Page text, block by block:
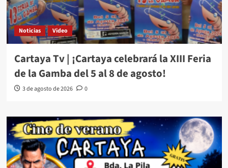
Noticias Video
Cartaya Tv | ¡Cartaya celebrará la XIII Feria
de la Gamba del 5 al 8 de agosto!
3 de agosto de 2026 0